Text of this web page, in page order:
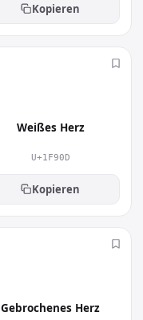
Kopieren
Weißes Herz
U+1F90D
Kopieren
Gebrochenes Herz